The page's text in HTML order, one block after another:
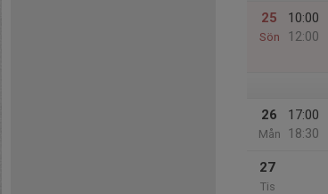
25
Sön
10:00
12:00
26
Mån
17:00
18:30
27
Tis